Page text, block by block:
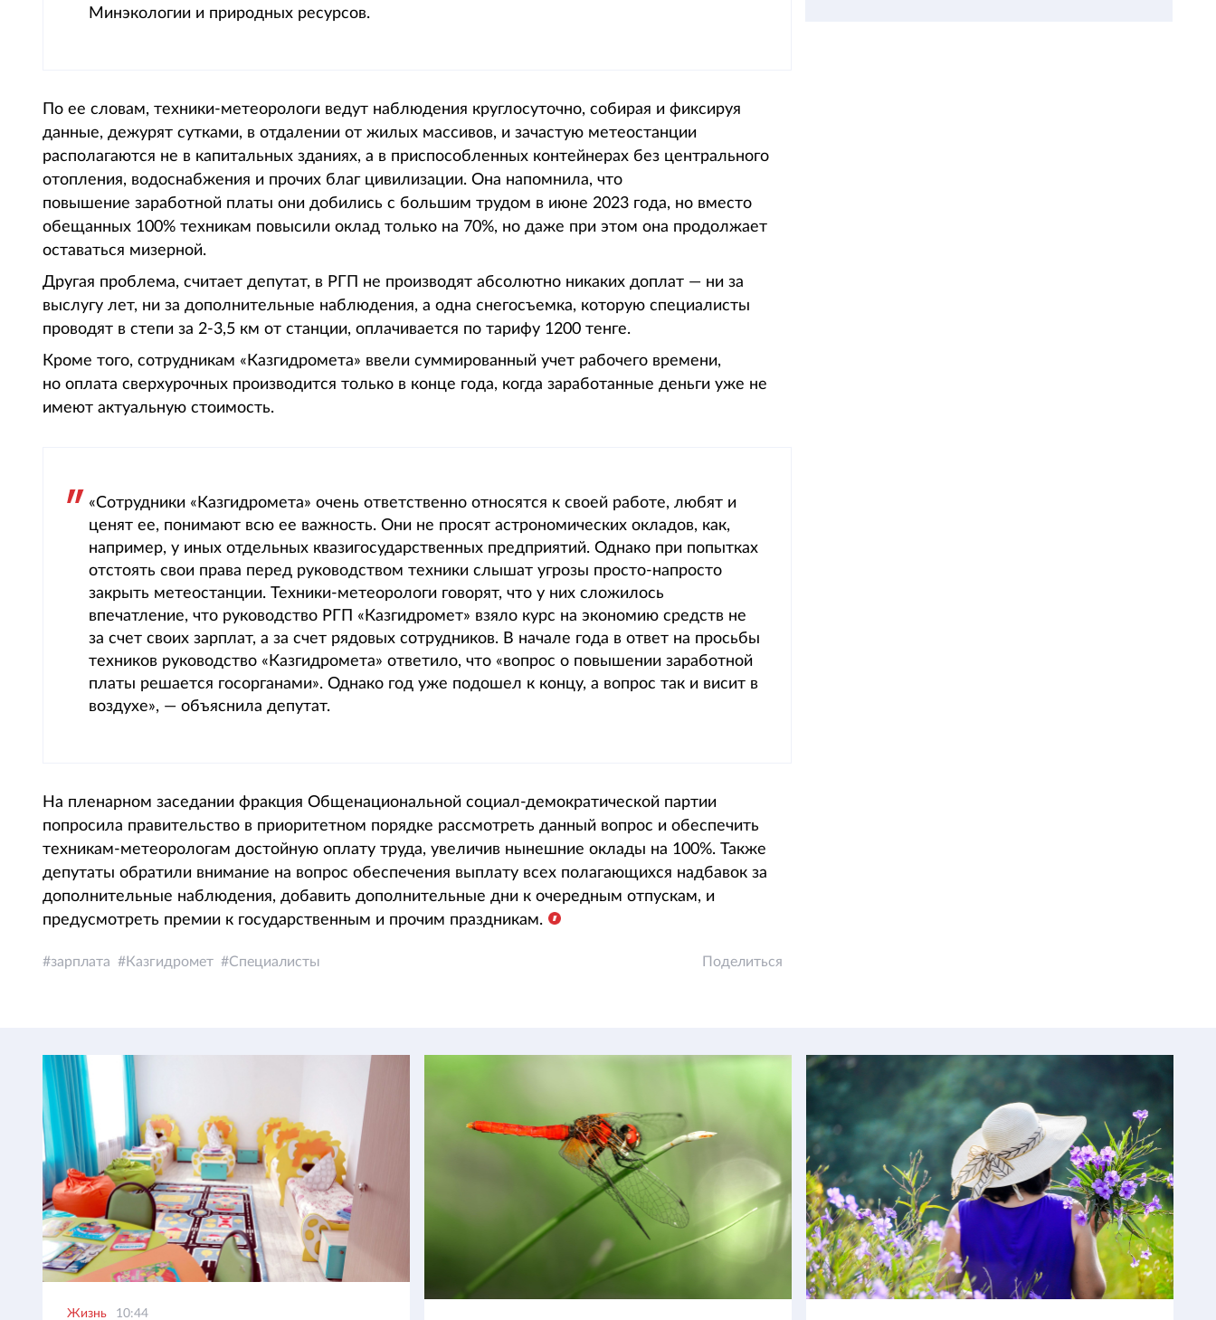
Минэкологии и природных ресурсов.
По ее словам, техники-метеорологи ведут наблюдения круглосуточно, собирая и фиксируя
данные, дежурят сутками, в отдалении от жилых массивов, и зачастую метеостанции
располагаются не в капитальных зданиях, а в приспособленных контейнерах без центрального
отопления, водоснабжения и прочих благ цивилизации. Она напомнила, что
повышение заработной платы они добились с большим трудом в июне 2023 года, но вместо
обещанных 100% техникам повысили оклад только на 70%, но даже при этом она продолжает
оставаться мизерной.
Другая проблема, считает депутат, в РГП не производят абсолютно никаких доплат — ни за
выслугу лет, ни за дополнительные наблюдения, а одна снегосъемка, которую специалисты
проводят в степи за 2-3,5 км от станции, оплачивается по тарифу 1200 тенге.
Кроме того, сотрудникам «Казгидромета» ввели суммированный учет рабочего времени,
но оплата сверхурочных производится только в конце года, когда заработанные деньги уже не
имеют актуальную стоимость.
«Сотрудники «Казгидромета» очень ответственно относятся к своей работе, любят и
ценят ее, понимают всю ее важность. Они не просят астрономических окладов, как,
например, у иных отдельных квазигосударственных предприятий. Однако при попытках
отстоять свои права перед руководством техники слышат угрозы просто-напросто
закрыть метеостанции. Техники-метеорологи говорят, что у них сложилось
впечатление, что руководство РГП «Казгидромет» взяло курс на экономию средств не
за счет своих зарплат, а за счет рядовых сотрудников. В начале года в ответ на просьбы
техников руководство «Казгидромета» ответило, что «вопрос о повышении заработной
платы решается госорганами». Однако год уже подошел к концу, а вопрос так и висит в
воздухе», — объяснила депутат.
На пленарном заседании фракция Общенациональной социал-демократической партии
попросила правительство в приоритетном порядке рассмотреть данный вопрос и обеспечить
техникам-метеорологам достойную оплату труда, увеличив нынешние оклады на 100%. Также
депутаты обратили внимание на вопрос обеспечения выплату всех полагающихся надбавок за
дополнительные наблюдения, добавить дополнительные дни к очередным отпускам, и
предусмотреть премии к государственным и прочим праздникам.
зарплата Казгидромет Специалисты Поделиться
Жизнь 10:44